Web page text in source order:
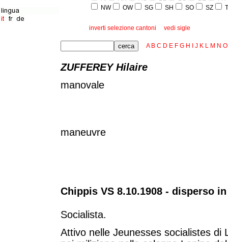
NW
OW SG SH SO SZ
inverti selezione cantoni vedi sigle
A B C D E F G H J K L M N O
ZUFFEREY Hilaire
manovale
maneuvre
Chippis VS 8.10.1908 - disperso
Socialista.
Attivo nelle Jeunesses socialistes di